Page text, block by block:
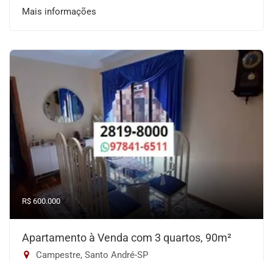
Mais informações
R$ 600.000
Apartamento à Venda com 3 quartos, 90m²
Campestre, Santo André-SP